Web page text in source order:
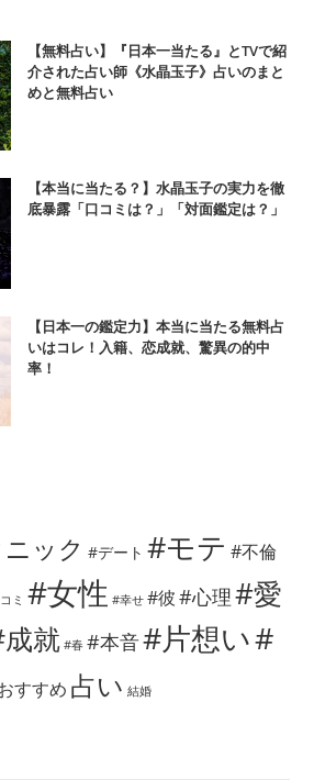
【無料占い】『日本一当たる』とTVで紹
介された占い師《水晶玉子》占いのまと
めと無料占い
【本当に当たる？】水晶玉子の実力を徹
底暴露「口コミは？」「対面鑑定は？」
【日本一の鑑定力】本当に当たる無料占
いはコレ！入籍、恋成就、驚異の的中
率！
ック #デート #モテ #不倫
ミ #女性 #幸せ #彼#心理#愛
就 #春 #本音#片想い#
すすめ 占い 結婚